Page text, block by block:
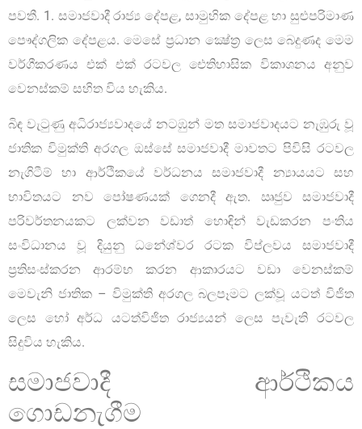
පවතී. 1. සමාජවාදී රාජ්‍ය දේපළ, සාමුහික දේපළ හා සුළුපරිමාණ
පෞද්ගලික දේපළය. මෙසේ ප්‍රධාන ක්‍ෂේත්‍ර ලෙස බෙදුණද මෙම
වර්ගීකරණය එක් එක් රටවල ඓතිහාසික විකාශනය අනුව
වෙනස්කම් සහිත විය හැකිය.
බිඳ වැටුණු අධිරාජ්‍යවාදයේ නටඹුන් මත සමාජවාදයට නැඹුරු වූ
ජාතික විමුක්ති අරගල ඔස්සේ සමාජවාදී මාවතට පිවිසි රටවල
නැගිටීම් හා ආර්ථිකයේ වර්ධනය සමාජවාදී න්‍යායයට සහ
භාවිතයට නව පෝෂණයක් ගෙනදී ඇත. ඍජුව සමාජවාදී
පරිවර්තනයකට ලක්වන වඩාත් හොඳින් වැඩකරන පංතිය
සංවිධානය වූ දියුනු ධනේශ්වර රටක විප්ලවය සමාජවාදී
ප්‍රතිසංස්කරන ආරම්භ කරන ආකාරයට වඩා වෙනස්කම්
මෙවැනි ජාතික – විමුක්ති අරගල බලපෑමට ලක්වූ යටත් විජිත
ලෙස හෝ අර්ධ යටත්විජිත රාජ්‍යයන් ලෙස පැවැති රටවල
සිදුවිය හැකිය.
සමාජවාදී ආර්ථිකය
ගොඩනැගීම